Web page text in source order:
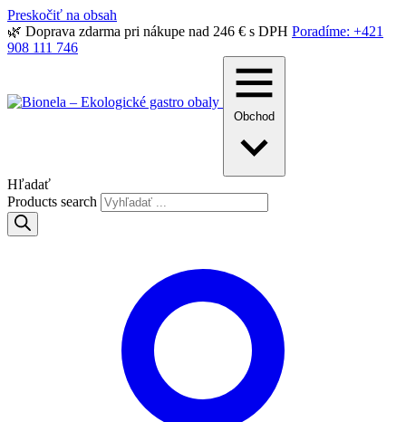
Preskočiť na obsah
🌿 Doprava zdarma pri nákupe nad 246 € s DPH Poradíme: +421
908 111 746
Obchod
Hľadať
Products search